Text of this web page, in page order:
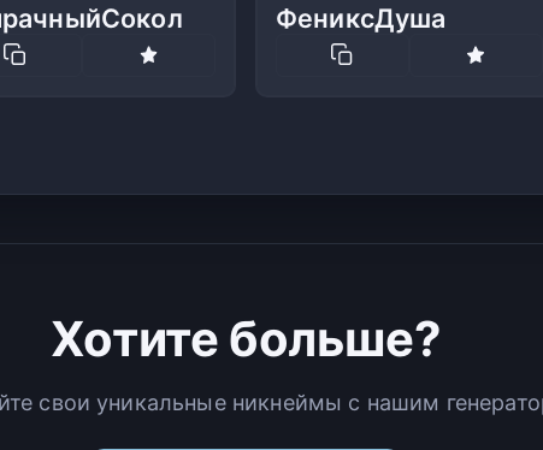
ФениксДуша
Хотите больше?
свои уникальные никнеймы с нашим